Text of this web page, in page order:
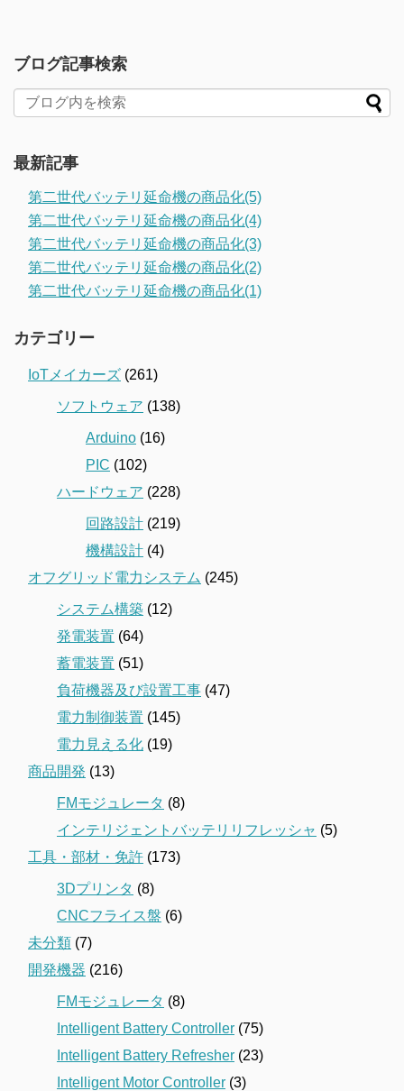
ブログ記事検索
最新記事
第二世代バッテリ延命機の商品化(5)
第二世代バッテリ延命機の商品化(4)
第二世代バッテリ延命機の商品化(3)
第二世代バッテリ延命機の商品化(2)
第二世代バッテリ延命機の商品化(1)
カテゴリー
IoTメイカーズ (261)
ソフトウェア (138)
Arduino (16)
PIC (102)
ハードウェア (228)
回路設計 (219)
機構設計 (4)
オフグリッド電力システム (245)
システム構築 (12)
発電装置 (64)
蓄電装置 (51)
負荷機器及び設置工事 (47)
電力制御装置 (145)
電力見える化 (19)
商品開発 (13)
FMモジュレータ (8)
インテリジェントバッテリリフレッシャ (5)
工具・部材・免許 (173)
3Dプリンタ (8)
CNCフライス盤 (6)
未分類 (7)
開発機器 (216)
FMモジュレータ (8)
Intelligent Battery Controller (75)
Intelligent Battery Refresher (23)
Intelligent Motor Controller (3)